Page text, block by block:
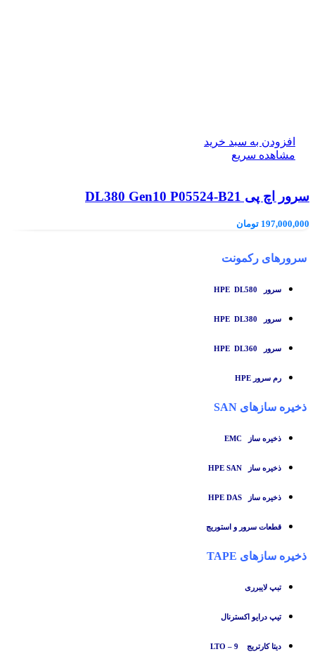
افزودن به سبد خرید
مشاهده سریع
سرور اچ پی DL380 Gen10 P05524-B21
197,000,000 تومان
سرورهای رکمونت
سرور HPE DL580
سرور HPE DL380
سرور HPE DL360
رم سرور HPE
ذخیره سازهای SAN
ذخیره ساز
ذخیره ساز HPE SAN
ذخیره ساز HPE DAS
قطعات سرور و استوریج
ذخیره سازهای TAPE
تبپ لایبرری
تیپ درایو اکسترنال
دیتا کارتریج LTO – 9